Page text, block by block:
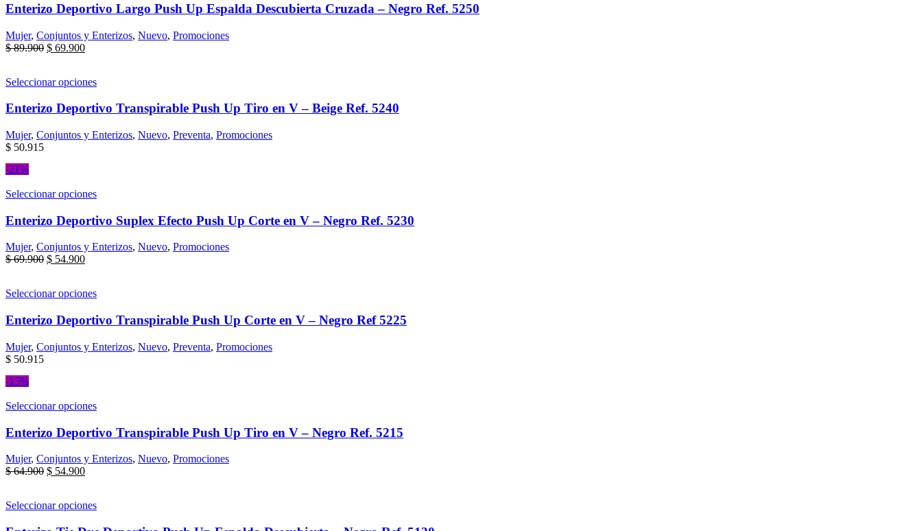
Enterizo Deportivo Largo Push Up Espalda Descubierta Cruzada – Negro Ref. 5250
Mujer, Conjuntos y Enterizos, Nuevo, Promociones
$89.900 $ 69.900
Seleccionar opciones
Enterizo Deportivo Transpirable Push Up Tiro en V – Beige Ref. 5240
Mujer, Conjuntos y Enterizos, Nuevo, Preventa, Promociones
$ 50.915
-21%
Seleccionar opciones
Enterizo Deportivo Suplex Efecto Push Up Corte en V – Negro Ref. 5230
Mujer, Conjuntos y Enterizos, Nuevo, Promociones
$69.900 $ 54.900
Seleccionar opciones
Enterizo Deportivo Transpirable Push Up Corte en V – Negro Ref 5225
Mujer, Conjuntos y Enterizos, Nuevo, Preventa, Promociones
$ 50.915
-15%
Seleccionar opciones
Enterizo Deportivo Transpirable Push Up Tiro en V – Negro Ref. 5215
Mujer, Conjuntos y Enterizos, Nuevo, Promociones
$64.900 $ 54.900
Seleccionar opciones